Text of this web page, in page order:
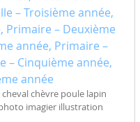
– Troisième année,
Primaire – Deuxième
année, Primaire –
– Cinquième année,
année
chèvre poule lapin
imagier illustration